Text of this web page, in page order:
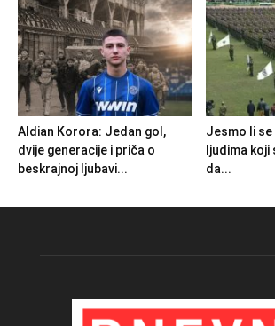
Aldian Korora: Jedan gol,
dvije generacije i priča o
beskrajnoj ljubavi...
Jesmo li
ljudima
da...